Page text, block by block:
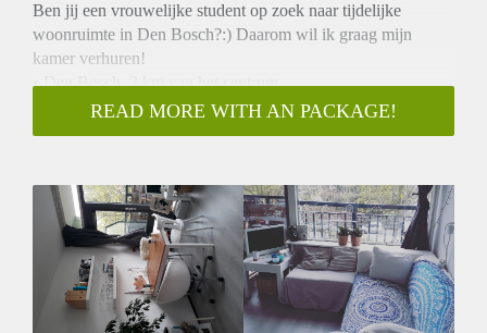
Ben jij een vrouwelijke student op zoek naar tijdelijke
woonruimte in Den Bosch?:) Daarom wil ik graag mijn
kamer verhuren!
• Den Bosch, 2 km van het centrum
• Huur 393,- Inclusief Electra, water, stookkosten, tv-
aansluiting, wifi, wasmachine en droger.
tussendeur, kamer met een bed, bank en eettafel, mini-
keukentje met waterkoker, koffiezetapparaat, elektrische
kookplaat, koelkast met vriesvak, een combimagnetron met
ovenfunctie, een klein balkon en 2 grote opbergkasten.
• De keuken, woonkamer, wasmachine en droger deel je
samen met 7 gezellige ganggenoten 
READ MORE WITH AN PACKAGE!